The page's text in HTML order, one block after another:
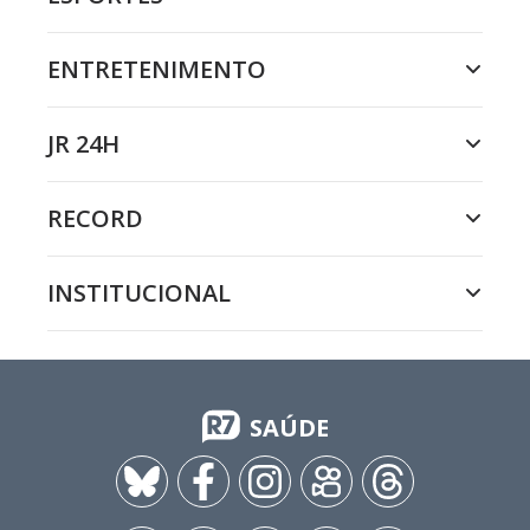
ENTRETENIMENTO
JR 24H
RECORD
INSTITUCIONAL
SAÚDE